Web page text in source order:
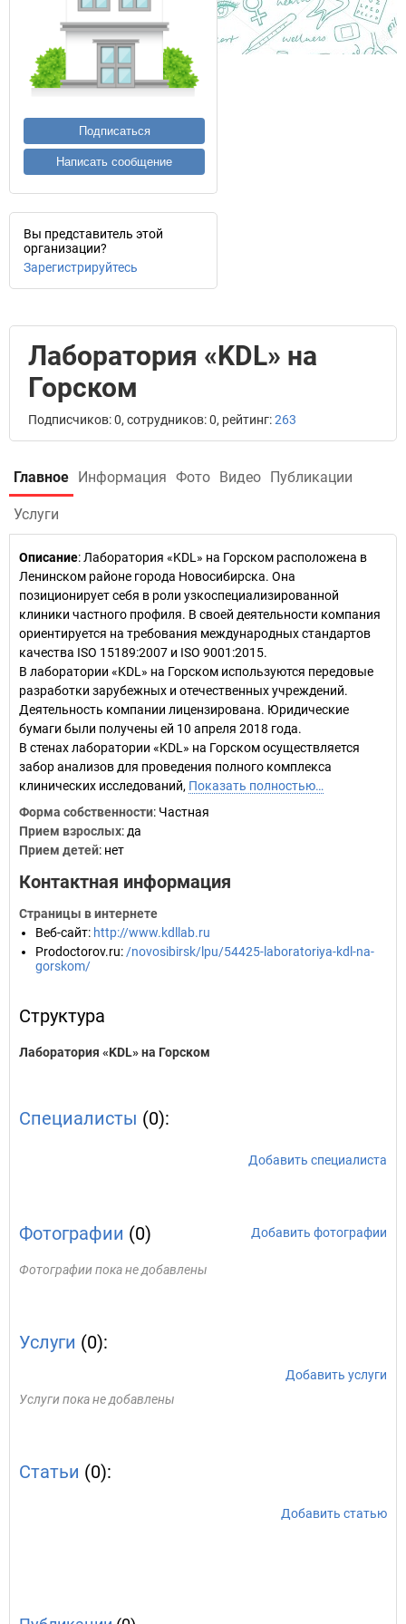
Подписаться
Написать сообщение
Вы представитель этой
организации?
Зарегистрируйтесь
Лаборатория «KDL» на
Горском
Подписчиков: 0, сотрудников: 0, рейтинг:263
Главное Информация Фото Видео Публикации
Услуги
Описание: Лаборатория «KDL» на Горском расположена в
Ленинском районе города Новосибирска. Она
позиционирует себя в роли узкоспециализированной
клиники частного профиля. В своей деятельности компания
ориентируется на требования международных стандартов
качества ISO 15189:2007 и ISO 9001:2015.
В лаборатории «KDL» на Горском используются передовые
разработки зарубежных и отечественных учреждений.
Деятельность компании лицензирована. Юридические
бумаги были получены ей 10 апреля 2018 года.
В стенах лаборатории «KDL» на Горском осуществляется
забор анализов для проведения полного комплекса
клинических исследований, Показать полностью…
Форма собственности: Частная
Прием взрослых: да
Прием детей: нет
Контактная информация
Страницы в интернете
Веб-сайт: http://www.kdllab.ru
Prodoctorov.ru: /novosibirsk/lpu/54425-laboratoriya-kdl-na-
gorskom/
Структура
Лаборатория «KDL» на Горском
Специалисты (0):
Добавить специалиста
Фотографии (0) Добавить фотографии
Фотографии пока не добавлены
Услуги (0):
Добавить услуги
Услуги пока не добавлены
Статьи (0):
Добавить статью